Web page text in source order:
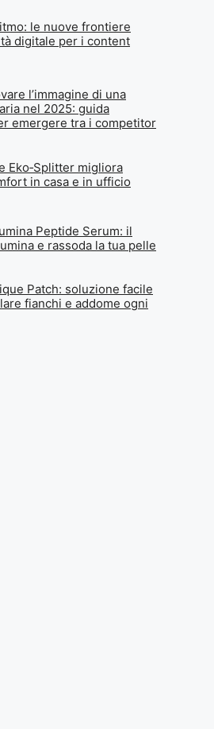
le nuove frontiere
digitale per i content
l’immagine di una
nel 2025: guida
emergere tra i competitor
Eko‑Splitter migliora
in casa e in ufficio
Peptide Serum: il
e rassoda la tua pelle
Patch: soluzione facile
fianchi e addome ogni